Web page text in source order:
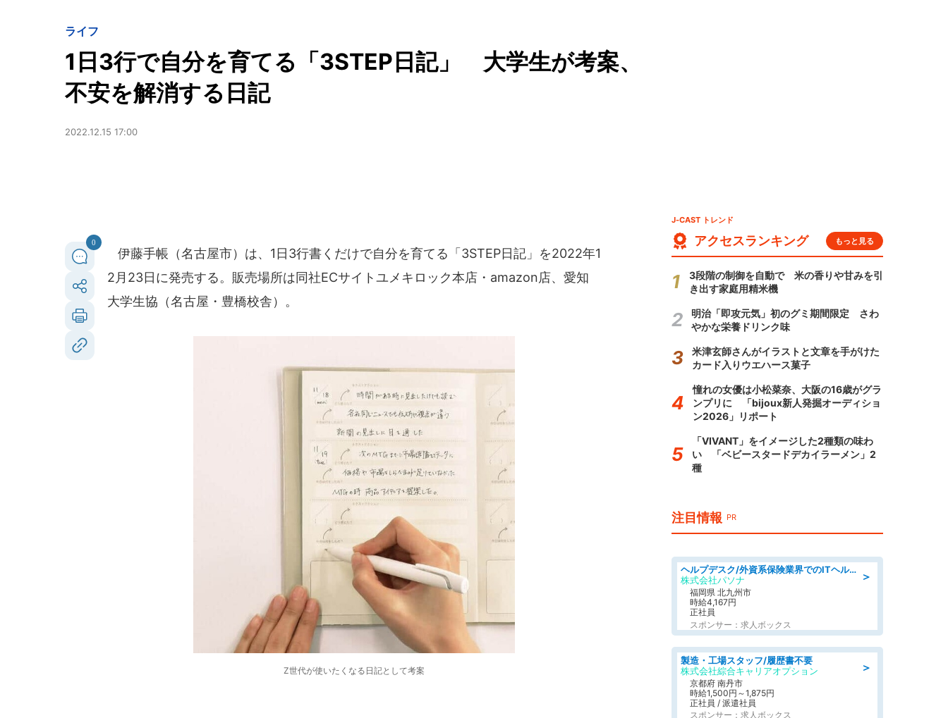
ライフ
1日3行で自分を育てる「3STEP日記」 大学生が考案、
不安を解消する日記
2022.12.15 17:00
0
伊藤手帳（名古屋市）は、1日3行書くだけで自分を育てる「3STEP日記」を2022年1
2月23日に発売する。販売場所は同社ECサイトユメキロック本店・amazon店、愛知
大学生協（名古屋・豊橋校舎）。
Z世代が使いたくなる日記として考案
J-CAST トレンド
アクセスランキング もっと見る
3段階の制御を自動で 米の香りや甘みを引
き出す家庭用精米機
明治「即攻元気」初のグミ期間限定 さわ
やかな栄養ドリンク味
米津玄師さんがイラストと文章を手がけた
カード入りウエハース菓子
憧れの女優は小松菜奈、大阪の16歳がグラ
ンプリに 「bijoux新人発掘オーディショ
ン2026」リポート
「VIVANT」をイメージした2種類の味わ
い 「ベビースタードデカイラーメン」2
種
注目情報 PR
＞
ヘルプデスク/外資系保険業界でのITヘルプデスク業務/駅近/即日勤務可/ヘルプデスク
株式会社パソナ
福岡県 北九州市
時給4,167円
正社員
スポンサー：求人ボックス
＞
製造・工場スタッフ/履歴書不要
株式会社綜合キャリアオプション
京都府 南丹市
時給1,500円～1,875円
正社員 / 派遣社員
スポンサー：求人ボックス